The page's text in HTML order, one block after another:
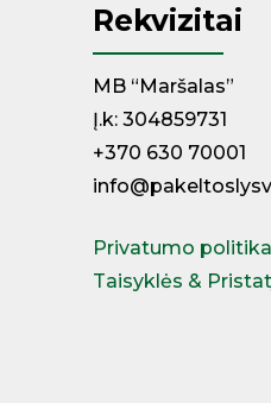
Rekvizitai
MB “Maršalas”
Į.k: 304859731
+370 630 70001
Privatumo politika
Taisyklės &